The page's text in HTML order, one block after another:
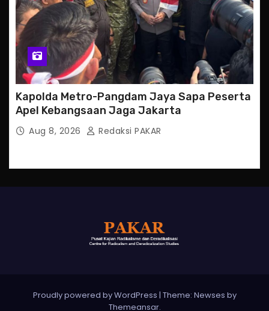
Kapolda Metro-Pangdam Jaya Sapa Peserta
Apel Kebangsaan Jaga Jakarta
Aug 8, 2026 Redaksi PAKAR
Proudly powered by WordPress | Theme: Newses by
Themeansar.